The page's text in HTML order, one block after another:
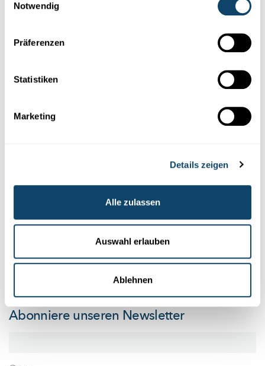
Notwendig
Präferenzen
Statistiken
Marketing
Details zeigen
Alle zulassen
Auswahl erlauben
Ablehnen
Netzwerken abgelehnt haben. Um sie zu
Folge der Welt der Wissenschaft
und Forschung in Luxemburg
Melde dich kostenlos bei unserem Newsletter an und
Abonniere unseren Newsletter